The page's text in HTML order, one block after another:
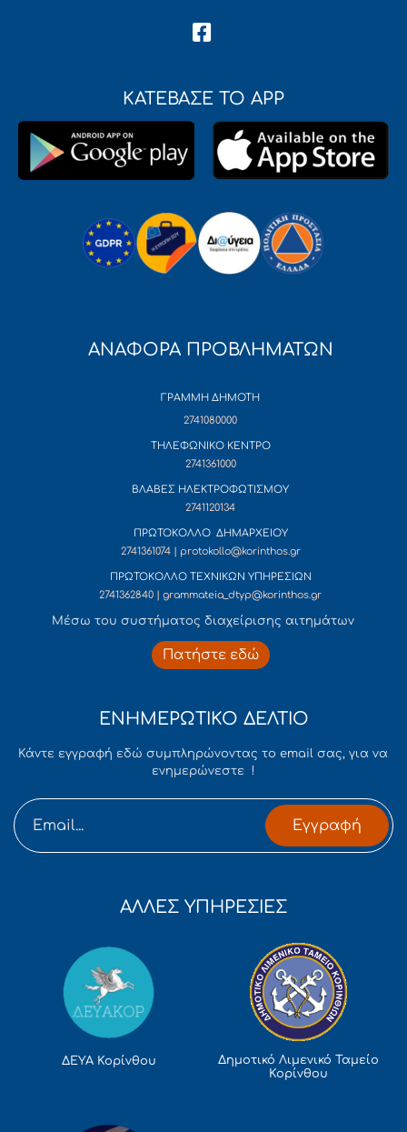
ΚΑΤΕΒΑΣΕ ΤΟ APP
ΑΝΑΦΟΡΑ ΠΡΟΒΛΗΜΑΤΩΝ
ΓΡΑΜΜΗ ΔΗΜΟΤΗ
2741080000
ΤΗΛΕΦΩΝΙΚΟ ΚΕΝΤΡΟ
2741361000
ΒΛΑΒΕΣ ΗΛΕΚΤΡΟΦΩΤΙΣΜΟΥ
2741120134
ΠΡΩΤΟΚΟΛΛΟ ΔΗΜΑΡΧΕΙΟΥ
2741361074 | protokollo@korinthos.gr
ΠΡΩΤΟΚΟΛΛΟ ΤΕΧΝΙΚΩΝ ΥΠΗΡΕΣΙΩΝ
2741362840 | grammateia_dtyp@korinthos.gr
Mέσω του συστήματος διαχείρισης αιτημάτων
Πατήστε εδώ
ΕΝΗΜΕΡΩΤΙΚΟ ΔΕΛΤΙΟ
Κάντε εγγραφή εδώ συμπληρώνοντας το email σας, για να
ενημερώνεστε !
Εγγραφή
ΑΛΛΕΣ ΥΠΗΡΕΣΙΕΣ
ΔΕΥΑ Κορίνθου
Δημοτικό Λιμενικό Ταμείο
Κορίνθου